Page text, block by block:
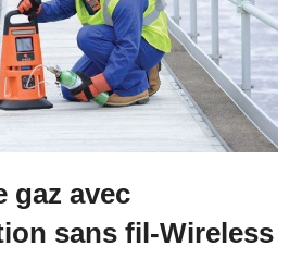
gaz avec
sans fil-Wireless